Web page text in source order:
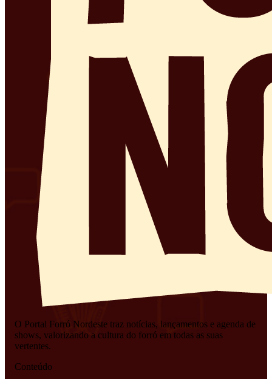
O Portal Forró Nordeste traz notícias, lançamentos e agenda de
shows, valorizando a cultura do forró em todas as suas
vertentes.
Conteúdo